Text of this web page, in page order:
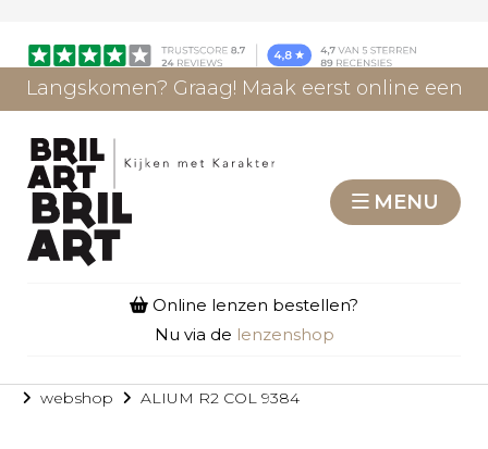
Langskomen? Graag! Maak eerst online een
MENU
Online lenzen bestellen?
Nu via de lenzenshop
webshop ALIUM R2 COL 9384